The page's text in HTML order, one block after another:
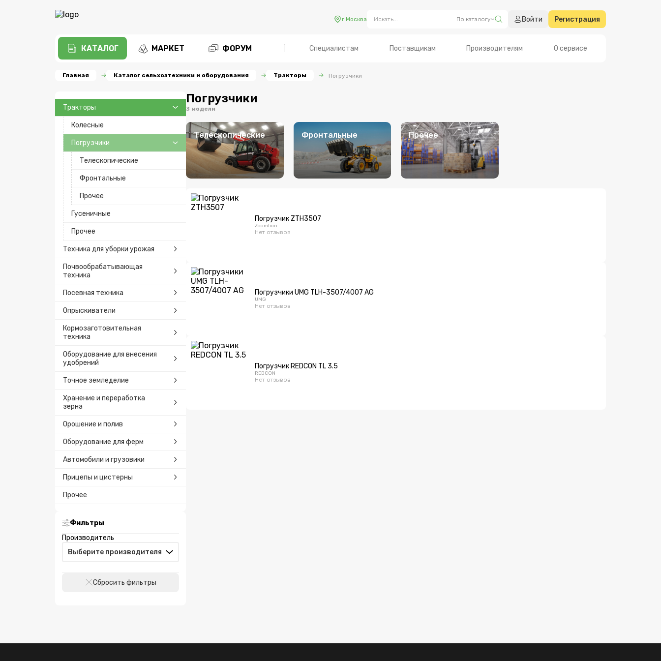
г Москва По каталогу Войти Регистрация
КАТАЛОГ МАРКЕТ ФОРУМ Специалистам Поставщикам Производителям О сервисе
Главная Каталог сельхозтехники и оборудования Тракторы Погрузчики
Тракторы
Колесные
Погрузчики
Телескопические
Фронтальные
Прочее
Гусеничные
Прочее
Техника для уборки урожая
Почвообрабатывающая
техника
Посевная техника
Опрыскиватели
Кормозаготовительная
техника
Оборудование для внесения
удобрений
Точное земледелие
Хранение и переработка
зерна
Орошение и полив
Оборудование для ферм
Автомобили и грузовики
Прицепы и цистерны
Прочее
Фильтры
Производитель
Сбросить фильтры
Погрузчики
3 модели
Телескопические Фронтальные Прочее
Погрузчик ZTH3507
Zoomlion
Нет отзывов
Погрузчики UMG TLH-3507/4007 AG
UMG
Нет отзывов
Погрузчик REDCON TL 3.5
REDCON
Нет отзывов